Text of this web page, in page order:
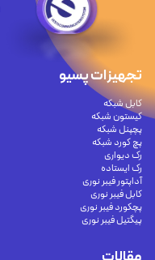
تجهیزات پسیو
کابل شبکه
کیستون شبکه
پچپنل شبکه
پچ کورد شبکه
رک دیواری
رک ایستاده
آداپتور فیبر نوری
کابل فیبر نوری
پچکورد فیبر نوری
پیگتیل فیبر نوری